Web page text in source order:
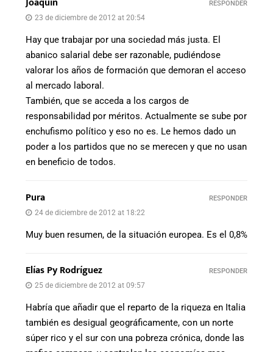
23 de diciembre de 2012 at 20:54
Hay que trabajar por una sociedad más justa. El
abanico salarial debe ser razonable, pudiéndose
valorar los años de formación que demoran el acceso
al mercado laboral.
También, que se acceda a los cargos de
responsabilidad por méritos. Actualmente se sube por
enchufismo político y eso no es. Le hemos dado un
poder a los partidos que no se merecen y que no usan
en beneficio de todos.
RESPONDER
Pura
24 de diciembre de 2012 at 18:22
Muy buen resumen, de la situación europea. Es el 0,8%
RESPONDER
Elías Py Rodríguez
25 de diciembre de 2012 at 09:57
Habría que añadir que el reparto de la riqueza en Italia
también es desigual geográficamente, con un norte
súper rico y el sur con una pobreza crónica, donde las
RESPONDER